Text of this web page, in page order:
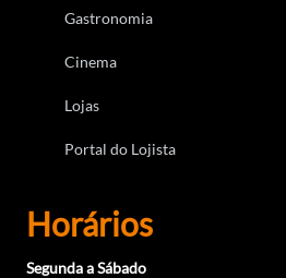
Gastronomia
Cinema
Lojas
Portal do Lojista
Horários
Segunda a Sábado